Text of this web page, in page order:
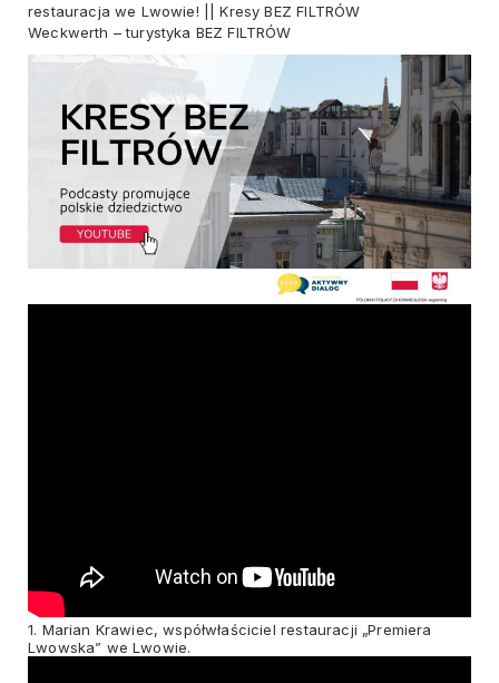
restauracja we Lwowie! || Kresy BEZ FILTRÓW
Weckwerth – turystyka BEZ FILTRÓW
1. Marian Krawiec, współwłaściciel restauracji „Premiera
Lwowska” we Lwowie.